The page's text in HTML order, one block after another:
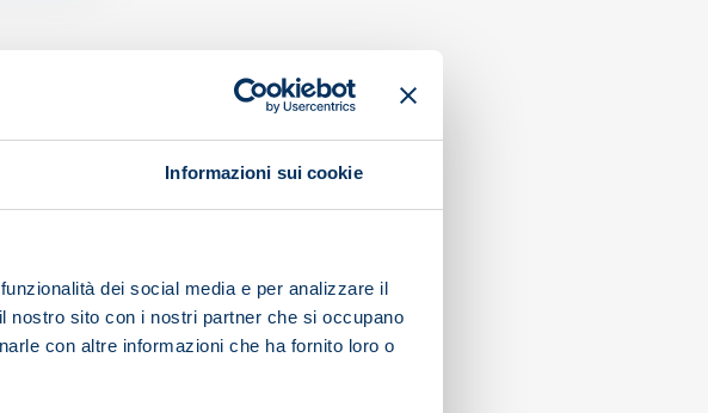
Informazioni sui cookie
dei social media e per analizzare il
nostro sito con i nostri partner che si occupano
con altre informazioni che ha fornito loro o